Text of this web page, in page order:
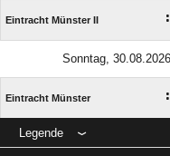
Eintracht Münster II :
Sonntag,
Eintracht Münster :
Legende